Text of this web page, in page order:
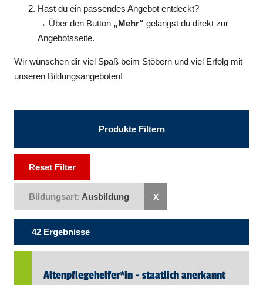
Hast du ein passendes Angebot entdeckt?
→ Über den Button „Mehr“gelangst du direkt zur
Angebotsseite.
Wir wünschen dir viel Spaß beim Stöbern und viel Erfolg mit
unseren Bildungsangeboten!
Produkte Filtern
Reset Filter
Bildungsart: Ausbildung
42 Ergebnisse
Alten­pflege­helfer​*in - staatlich anerkannt